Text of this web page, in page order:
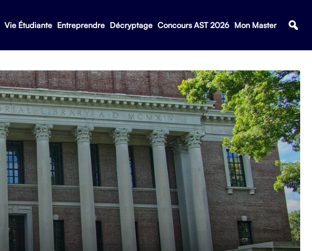
Vie Étudiante Entreprendre Décryptage Concours AST 2026 Mon Master